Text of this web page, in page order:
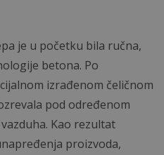
je u početku bila ručna,
betona. Po
izrađenom čeličnom
pod određenom
Kao rezultat
proizvoda,